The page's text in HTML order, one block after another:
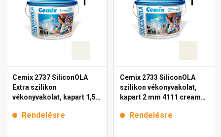
Cemix 2737 SiliconOLA
Extra szilikon
vékonyvakolat, kapart 1,5
Rendelésre
Cemix 2733 SiliconOLA
szilikon vékonyvakolat,
kapart 2 mm 4111 cream
Rendelésre